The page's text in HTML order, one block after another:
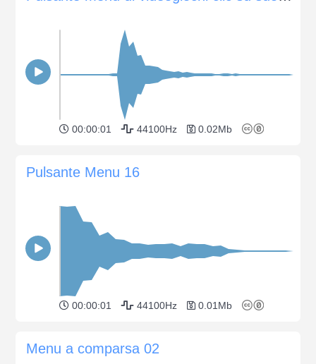
00:00:01 44100Hz 0.02Mb
Pulsante Menu 16
00:00:01 44100Hz 0.01Mb
Menu a comparsa 02